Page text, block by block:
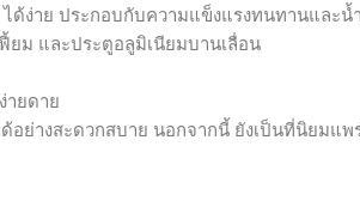
ด้ง่าย ประกอบกับความแข็งแรงทนทานแล
ยม และประตูอลูมิเนียมบานเลื่อน
ายดาย
อย่างสะดวกสบาย นอกจากนี้ ยังเป็นที่นิยม